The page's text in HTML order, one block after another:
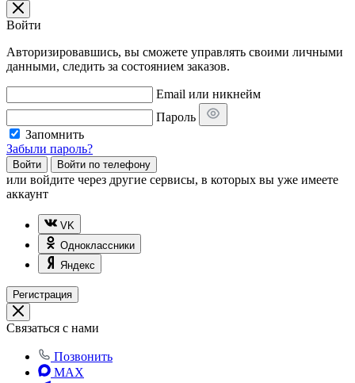
Войти
Авторизировавшись, вы сможете управлять своими личными
данными, следить за состоянием заказов.
Email или никнейм
Пароль
Запомнить
Забыли пароль?
Войти Войти по телефону
или войдите через другие сервисы, в которых вы уже имеете
аккаунт
VK
Одноклассники
Яндекс
Регистрация
Связаться с нами
Позвонить
MAX